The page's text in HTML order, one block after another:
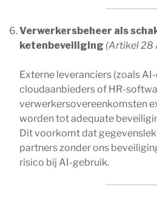
Verwerkersbeheer als
ketenbeveiliging (Artikel 28
Externe leveranciers (zoals
cloudaanbieders of HR-
verwerkersovereenkomsten
worden tot adequate
Dit voorkomt dat
partners zonder ons
risico bij AI-gebruik.